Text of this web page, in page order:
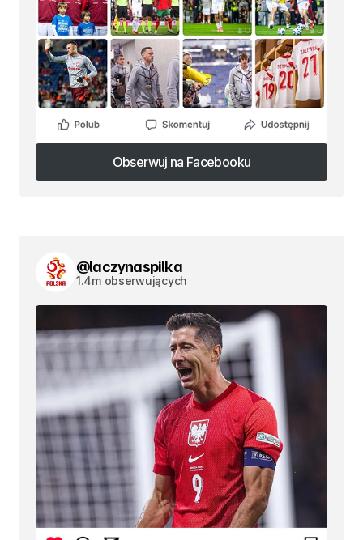
Obserwuj na Facebooku
Obserwuj na Facebooku
@laczynaspilka
1.4m obserwujących